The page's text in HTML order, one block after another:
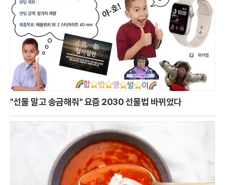
"선물 말고 송금해줘" 요즘 2030 선물법 바뀌었다